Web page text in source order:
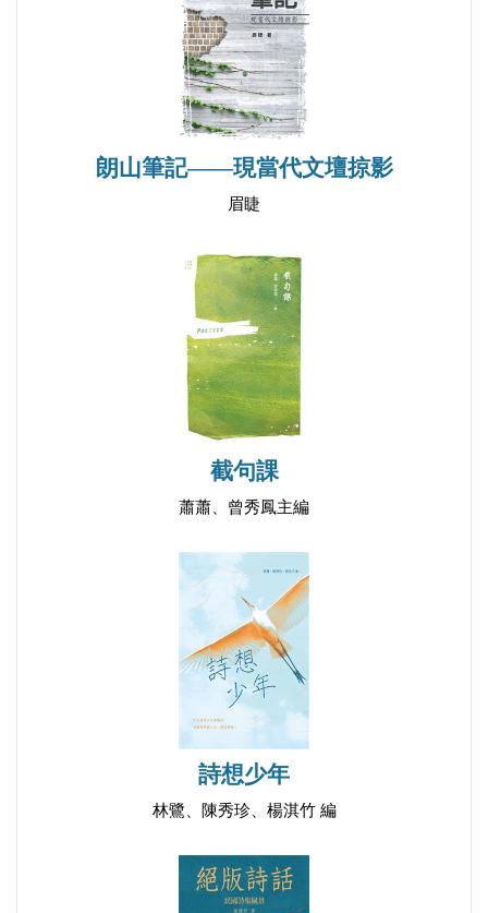
產階級自由化」等不叫運動的運動。他與周揚的矛
盾，從「白髮漁樵江渚上」看來，似有「既生瑜，何
生亮」的意味，雖然都屬中共黨內的內鬥，但也不是
一無是非可辨的吧。
2009 年8 月17 日
緣何一篇散文塵封半個世紀之久？
遭非議的無名氏和他的抗日抒情散文—〈薤露〉和
我說中國文藝批評的「虎氣」
文學的趣情理與烹飪的色香味
一息尚存 不說再見—吳奔星先生二三事
朗山筆記——現當代文壇掠影
眉睫
截句課
蕭蕭、曾秀鳳主編
詩想少年
林鷺、陳秀珍、楊淇竹 編